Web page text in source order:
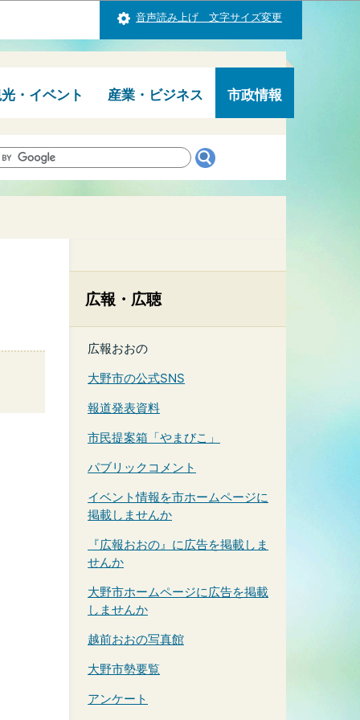
音声読み上げ 文字サイズ変更
・イベント 産業・ビジネス 市政情報
広報・広聴
広報おおの
大野市の公式SNS
報道発表資料
市民提案箱「やまびこ」
パブリックコメント
イベント情報を市ホームページに
掲載しませんか
『広報おおの』に広告を掲載しま
せんか
大野市ホームページに広告を掲載
しませんか
越前おおの写真館
大野市勢要覧
アンケート